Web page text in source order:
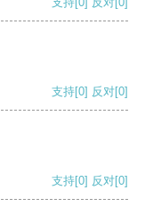
支持[0] 反对[0]
支持[0] 反对[0]